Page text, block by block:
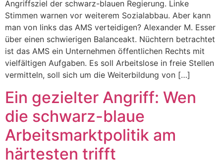
Angriffsziel der schwarz-blauen Regierung. Linke
Stimmen warnen vor weiterem Sozialabbau. Aber kann
man von links das AMS verteidigen? Alexander M. Esser
über einen schwierigen Balanceakt. Nüchtern betrachtet
ist das AMS ein Unternehmen öffentlichen Rechts mit
vielfältigen Aufgaben. Es soll Arbeitslose in freie Stellen
vermitteln, soll sich um die Weiterbildung von […]
Ein gezielter Angriff: Wen
die schwarz-blaue
Arbeitsmarktpolitik am
härtesten trifft